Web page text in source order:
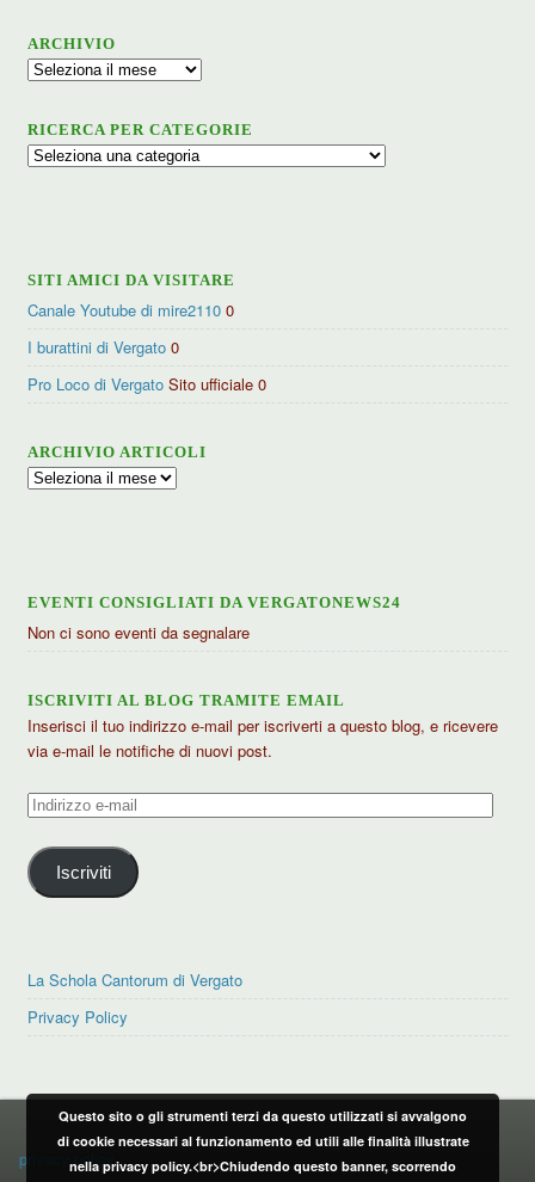
ARCHIVIO
Archivio
RICERCA PER CATEGORIE
Ricerca
SITI AMICI DA VISITARE
Canale Youtube di mire2110 0
I burattini di Vergato 0
Pro Loco di Vergato Sito ufficiale 0
ARCHIVIO ARTICOLI
Archivio
EVENTI CONSIGLIATI DA VERGATONEWS24
Non ci sono eventi da segnalare
ISCRIVITI AL BLOG TRAMITE EMAIL
Inserisci il tuo indirizzo e-mail per iscriverti a questo blog, e ricevere
via e-mail le notifiche di nuovi post.
Indirizzo
mail
Iscriviti
La Schola Cantorum di Vergato
Privacy Policy
PRIVACY POLICY
privacy policy
Questo sito o gli strumenti terzi da questo utilizzati si avvalgono
di cookie necessari al funzionamento ed utili alle finalità illustrate
nella privacy policy.<br>Chiudendo questo banner, scorrendo